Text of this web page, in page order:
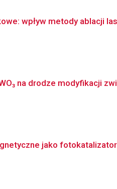
wpływ metody ablacji
na drodze modyfikacji
jako